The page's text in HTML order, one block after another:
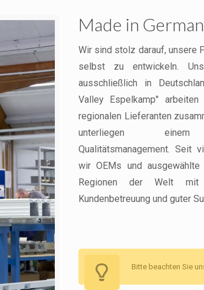
Made in
Wir sind stolz darauf, unsere
selbst zu entwickeln.
ausschließlich in
Valley Espelkamp"
regionalen Lieferanten
unterliegen einem
Qualitätsmanagement. Seit
wir OEMs und ausgewählte
Regionen der Welt mit
Kundenbetreuung und guter
Bitte beachten Sie